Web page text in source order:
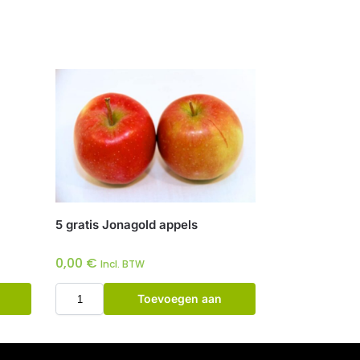
5 gratis Jonagold appels
0,00 € Incl. BTW
Toevoegen aan